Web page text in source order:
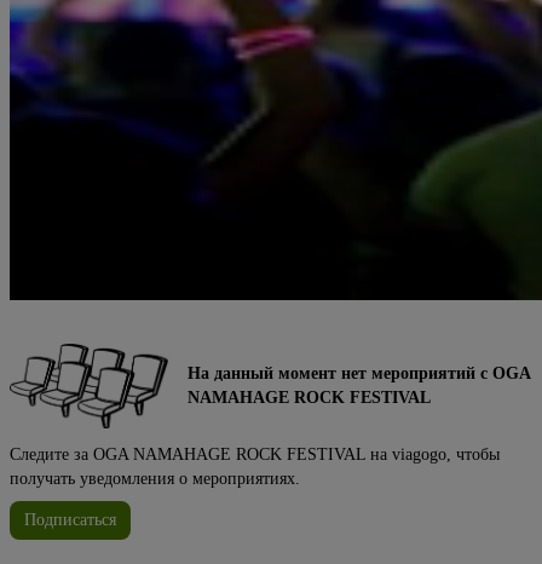
На данный момент нет мероприятий с OGA
NAMAHAGE ROCK FESTIVAL
Следите за OGA NAMAHAGE ROCK FESTIVAL на viagogo, чтобы
получать уведомления о мероприятиях.
Подписаться